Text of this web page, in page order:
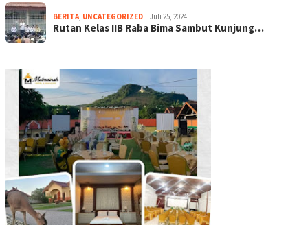
BERITA, UNCATEGORIZED Juli 25, 2024
Rutan Kelas IIB Raba Bima Sambut Kunjung…